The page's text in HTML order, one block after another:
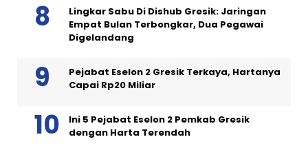
Lingkar Sabu Di Dishub Gresik: Jaringan
Empat Bulan Terbongkar, Dua Pegawai
Digelandang
Pejabat Eselon 2 Gresik Terkaya, Hartanya
Capai Rp20 Miliar
Ini 5 Pejabat Eselon 2 Pemkab Gresik
dengan Harta Terendah